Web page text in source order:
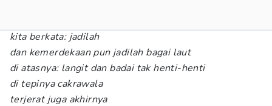
kita berkata: jadilah
dan kemerdekaan pun jadilah bagai laut
di atasnya: langit dan badai tak henti-henti
di tepinya cakrawala
terjerat juga akhirnya